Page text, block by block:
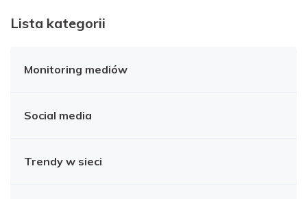
Lista kategorii
Monitoring mediów
Social media
Trendy w sieci